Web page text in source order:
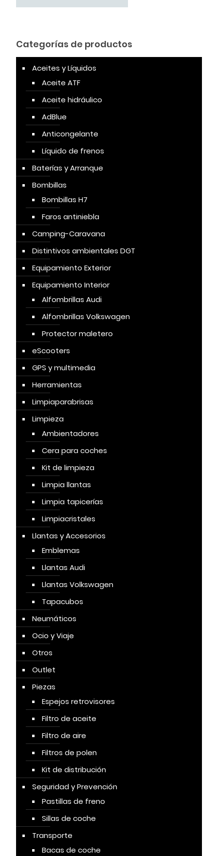
Categorías de productos
Aceites y Líquidos
Aceite ATF
Aceite hidráulico
AdBlue
Anticongelante
Líquido de frenos
Baterías y Arranque
Bombillas
Bombillas H7
Faros antiniebla
Camping-Caravana
Distintivos ambientales DGT
Equipamiento Exterior
Equipamiento Interior
Alfombrillas Audi
Alfombrillas Volkswagen
Protector maletero
eScooters
GPS y multimedia
Herramientas
Limpiaparabrisas
Limpieza
Ambientadores
Cera para coches
Kit de limpieza
Limpia llantas
Limpia tapicerías
Limpiacristales
Llantas y Accesorios
Emblemas
Llantas Audi
Llantas Volkswagen
Tapacubos
Neumáticos
Ocio y Viaje
Otros
Outlet
Piezas
Espejos retrovisores
Filtro de aceite
Filtro de aire
Filtros de polen
Kit de distribución
Seguridad y Prevención
Pastillas de freno
Sillas de coche
Transporte
Bacas de coche